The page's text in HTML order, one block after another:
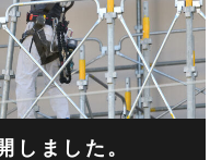
しました。